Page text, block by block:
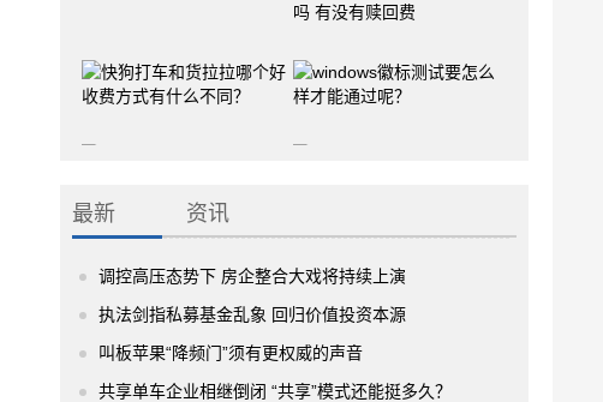
最新 资讯
调控高压态势下 房企整合大戏将持续上演
执法剑指私募基金乱象 回归价值投资本源
叫板苹果“降频门”须有更权威的声音
共享单车企业相继倒闭 “共享”模式还能挺多久？